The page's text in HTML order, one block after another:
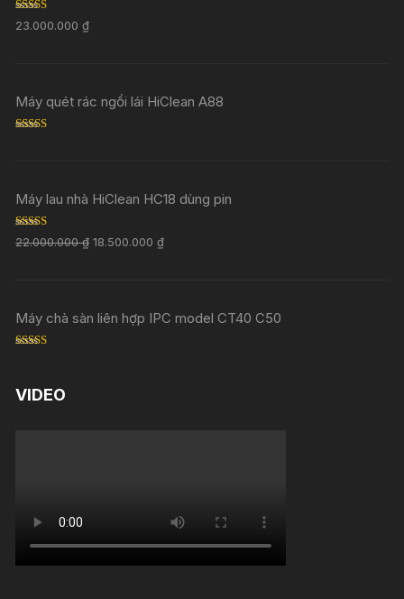
Rated5.00
out of 5
23.000.000₫
Máy quét rác ngồi lái HiClean A88
Máy lau nhà HiClean HC18 dùng pin
Rated5.00
out of 5
22.000.000₫ 18.500.000₫
Máy chà sàn liên hợp IPC model CT40 C50
VIDEO